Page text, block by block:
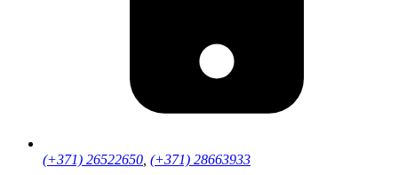
(+371) 26522650 (+371) 28663933